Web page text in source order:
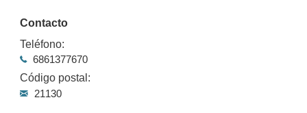
Contacto
Teléfono:
6861377670
Código postal:
21130